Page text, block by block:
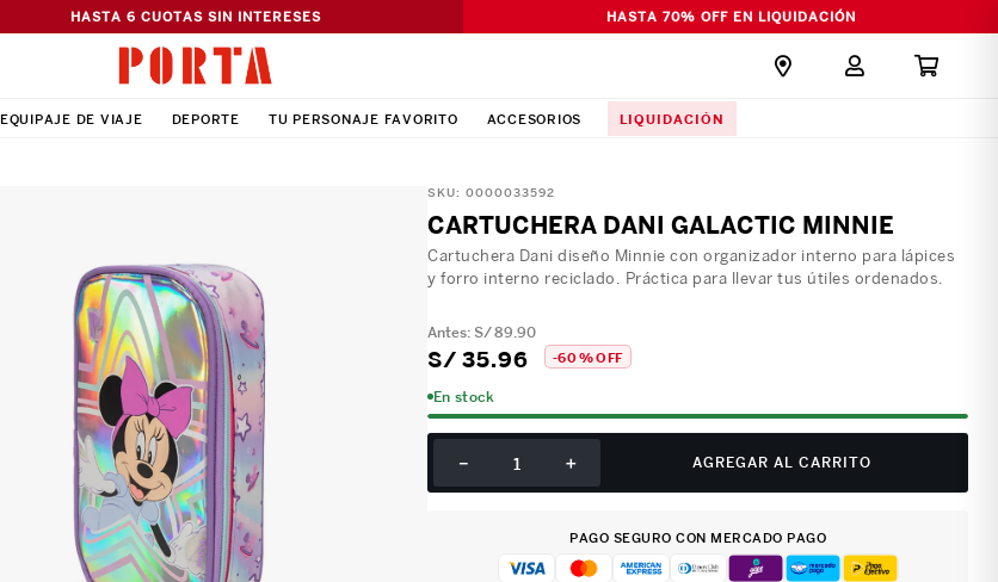
HASTA 6 CUOTAS SIN INTERESES HASTA 70% OFF EN LIQUIDACIÓN
EQUIPAJE DE VIAJE DEPORTE TU PERSONAJE FAVORITO ACCESORIOS LIQUIDACIÓN
SKU:0000033592
CARTUCHERA DANI GALACTIC MINNIE
Cartuchera Dani diseño Minnie con organizador interno para lápices
y forro interno reciclado. Práctica para llevar tus útiles ordenados.
S/89.90
S/ 35.96 -60 %OFF
En stock
＋
－ AGREGAR AL CARRITO
PAGO SEGURO CON MERCADO PAGO